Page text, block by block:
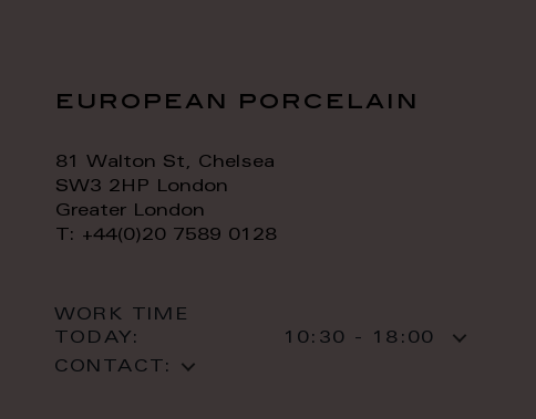
european porcelain
81 Walton St, Chelsea
SW3 2HP London
Greater London
T: +44(0)20 7589 0128
WORK TIME
TODAY:
10:30 - 18:00
CONTACT: